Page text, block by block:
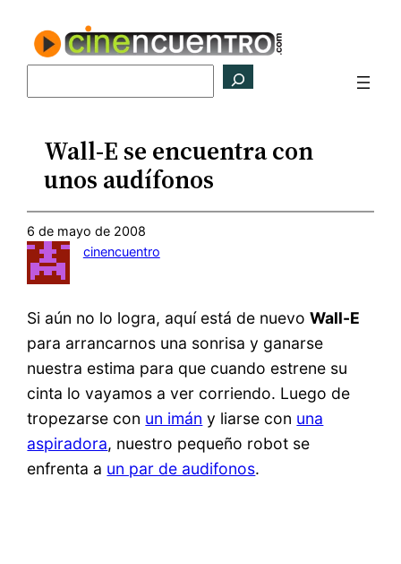
contenido
Wall-E se encuentra con
unos audífonos
6 de mayo de 2008
cinencuentro
Si aún no lo logra, aquí está de nuevoWall-E
para arrancarnos una sonrisa y ganarse
nuestra estima para que cuando estrene su
cinta lo vayamos a ver corriendo. Luego de
tropezarse con un imán y liarse con una
aspiradora, nuestro pequeño robot se
enfrenta a un par de audifonos.